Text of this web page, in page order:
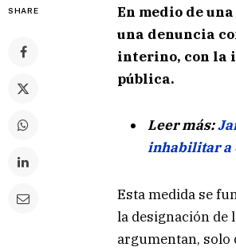
SHARE
En medio de
una denuncia
interino, con la
pública.
Leer más:
inhabilitar a
Esta medida se
la designación de
argumentan, solo